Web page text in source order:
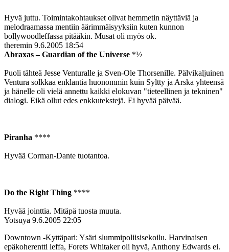
Hyvä juttu. Toimintakohtaukset olivat hemmetin näyttäviä ja
melodraamassa mentiin äärimmäisyyksiin kuten kunnon
bollywoodleffassa pitääkin. Musat oli myös ok.
theremin 9.6.2005 18:54
Abraxas – Guardian of the Universe *½
Puoli tähteä Jesse Venturalle ja Sven-Ole Thorsenille. Pälvikaljuinen
Ventura solkkaa enklantia huonommin kuin Syltty ja Arska yhteensä
ja hänelle oli vielä annettu kaikki elokuvan "tieteellinen ja tekninen"
dialogi. Eikä ollut edes enkkutekstejä. Ei hyvää päivää.
Piranha ****
Hyvää Corman-Dante tuotantoa.
Do the Right Thing ****
Hyvää jointtia. Mitäpä tuosta muuta.
Yotsuya 9.6.2005 22:05
Downtown ‑Kyttäpari: Ysäri slummipoliisisekoilu. Harvinaisen
epäkoherentti leffa, Forets Whitaker oli hyvä, Anthony Edwards ei.